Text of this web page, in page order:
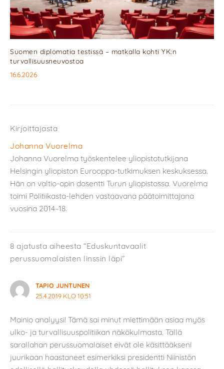
Suomen diplomatia testissä – matkalla kohti YK:n
turvallisuusneuvostoa
16.6.2026
Kirjoittajasta
Johanna Vuorelma
Johanna Vuorelma työskentelee yliopistotutkijana
Helsingin yliopiston Eurooppa-tutkimuksen keskuksessa.
Hän on valtio-opin dosentti Turun yliopistossa. Vuorelma
toimi Politiikasta-lehden vastaavana päätoimittajana
vuosina 2014–18.
8 ajatusta aiheesta “Eduskuntavaalit
perussuomalaisten linssin läpi”
TAPIO JUNTUNEN
25.4.2019 KLO 10:51
Mainio analyysi! Tämä sai minut miettimään asiaa myös
ulko- ja turvallisuuspolitiikan näkökulmasta. Tällä
sarallahan perussuomalaiset eivät ole käsittääkseni
juurikaan haastaneet esimerkiksi presidentti Niinistön